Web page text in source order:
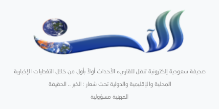
صحيفة سعودية إلكترونية تنقل للقاريء الأحداث أولاً بأول من خلال التغطيات الإخبارية
المحلية والإقليمية والدولية تحت شعار : الخبر .. الحقيقة
المهنية مسؤولية